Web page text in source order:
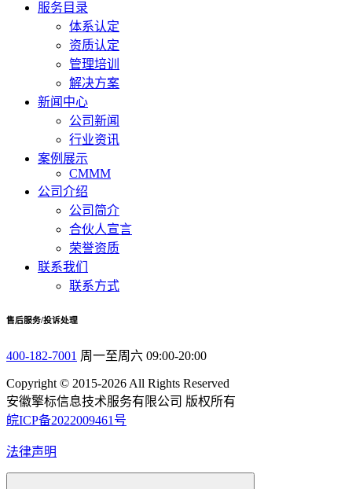
服务目录
体系认定
资质认定
管理培训
解决方案
新闻中心
公司新闻
行业资讯
案例展示
CMMM
公司介绍
公司简介
合伙人宣言
荣誉资质
联系我们
联系方式
售后服务/投诉处理
400-182-7001 周一至周六 09:00-20:00
Copyright © 2015-2026 All Rights Reserved
安徽擎标信息技术服务有限公司 版权所有
皖ICP备2022009461号
法律声明